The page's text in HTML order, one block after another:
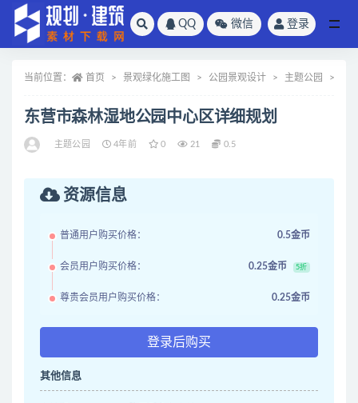
QQ 微信 登录
当前位置： 首页 景观绿化施工图 公园景观设计 主题公园
东营市森林湿地公园中心区详细规划
主题公园 4年前 0 21 0.5
资源信息
普通用户购买价格： 0.5金币
会员用户购买价格： 0.25金币 5折
尊贵会员用户购买价格： 0.25金币
登录后购买
其他信息
全部